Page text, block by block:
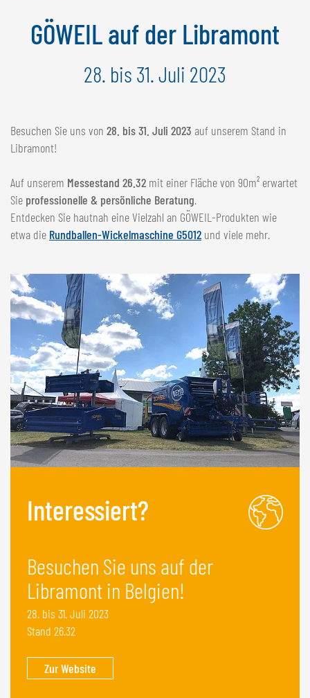
FRANÇAIS
DEUTSCH
GÖWEIL auf der Libramont
28. bis 31. Juli 2023
Besuchen Sie uns von 28. bis 31. Juli 2023 auf unserem Stand in
Libramont!
Auf unserem Messestand 26.32 mit einer Fläche von 90m² erwartet
Sie professionelle & persönliche Beratung.
Entdecken Sie hautnah eine Vielzahl an GÖWEIL-Produkten wie
etwa die Rundballen-Wickelmaschine G5012 und viele mehr.
Interessiert?
Besuchen Sie uns auf der
Libramont in Belgien!
28. bis 31. Juli 2023
Stand 26.32
Zur Website